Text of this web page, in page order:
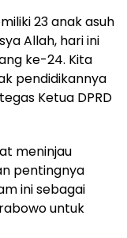
23 anak asuh
Allah, hari ini
ke-24. Kita
pendidikannya
Ketua DPRD
meninjau
pentingnya
ini sebagai
untuk